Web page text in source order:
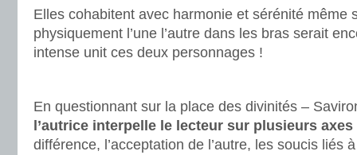
Elles cohabitent avec harmonie et sérénité même
physiquement l’une l’autre dans les bras serait
intense unit ces deux personnages !
En questionnant sur la place des divinités –
l’autrice interpelle le lecteur sur plusieurs axes
différence, l’acceptation de l’autre, les soucis liés